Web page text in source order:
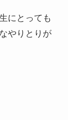
にとっても
やりとりが